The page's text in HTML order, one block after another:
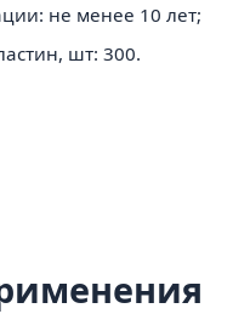
не менее 10 лет;
шт: 300.